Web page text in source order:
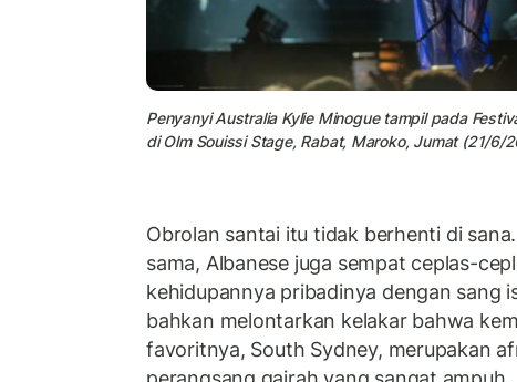
Penyanyi AustraliaKylie Minogue tampil pada
di Olm Souissi Stage, Rabat, Maroko, Jumat (21/6/
Obrolan santai itu tidak berhenti di
sama, Albanese juga sempat ceplas-
kehidupannya pribadinya dengan sang
bahkan melontarkan kelakar bahwa
favoritnya, South Sydney, merupakan